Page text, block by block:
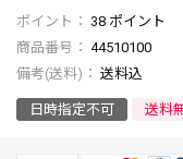
38 ポイント
商品番号
44510100
送料込
日時指定不可 送料